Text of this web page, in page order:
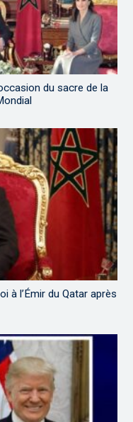
du sacre de la
à l’Émir du Qatar après